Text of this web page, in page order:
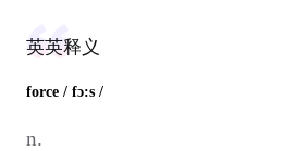
英英释义
force / fɔ:s /
n.